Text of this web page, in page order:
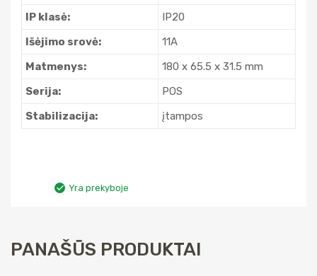
IP klasė:
IP20
Išėjimo srovė:
11A
Matmenys:
180 x 65.5 x 31.5 mm
Serija:
POS
Stabilizacija:
įtampos
Yra prekyboje
PANAŠŪS PRODUKTAI